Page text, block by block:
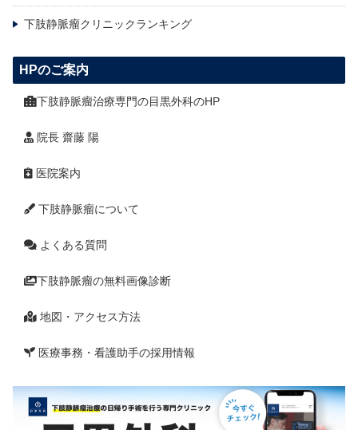
下肢静脈瘤クリニックランキング
HPのご案内
下肢静脈瘤治療専門の目黒外科のHP
院長 齋藤 陽
医院案内
下肢静脈瘤について
よくある質問
下肢静脈瘤の無料画像診断
地図・アクセス方法
医療事務・看護助手の採用情報